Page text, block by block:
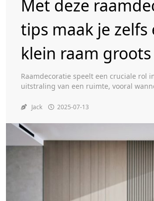
Toggle
Met deze
tips maak je zelfs
klein raam groots
Raamdecoratie speelt een cruciale rol
uitstraling van een ruimte, vooral
gevoel van beperking of claustrofobie
worden verminderd. Een goed gekozen
raamdecoratie kan niet alleen de
ruimte verbeteren, maar […]
Jack 2025-07-13